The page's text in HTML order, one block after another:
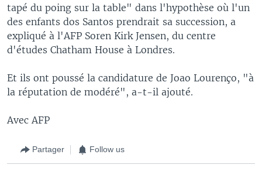
tapé du poing sur la table" dans l'hypothèse où l'un
des enfants dos Santos prendrait sa succession, a
expliqué à l'AFP Soren Kirk Jensen, du centre
d'études Chatham House à Londres.
Et ils ont poussé la candidature de Joao Lourenço, "à
la réputation de modéré", a-t-il ajouté.
Avec AFP
Partager Follow us